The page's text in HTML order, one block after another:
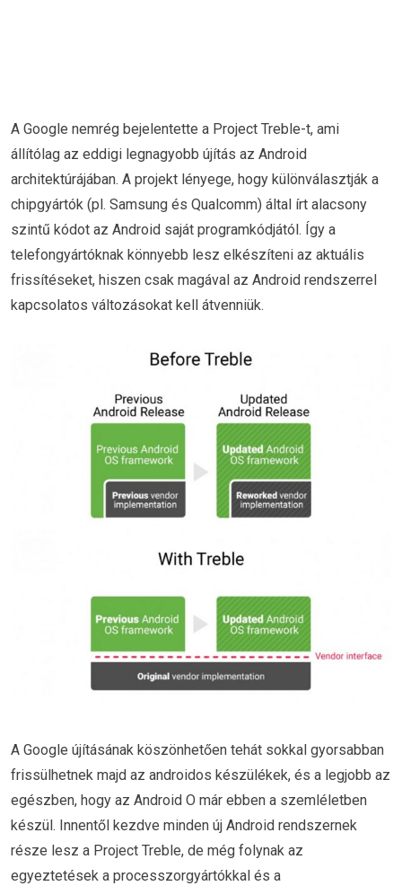
A Google nemrég bejelentette a Project Treble-t, ami
állítólag az eddigi legnagyobb újítás az Android
architektúrájában. A projekt lényege, hogy különválasztják a
chipgyártók (pl. Samsung és Qualcomm) által írt alacsony
szintű kódot az Android saját programkódjától. Így a
telefongyártóknak könnyebb lesz elkészíteni az aktuális
frissítéseket, hiszen csak magával az Android rendszerrel
kapcsolatos változásokat kell átvenniük.
A Google újításának köszönhetően tehát sokkal gyorsabban
frissülhetnek majd az androidos készülékek, és a legjobb az
egészben, hogy az Android O már ebben a szemléletben
készül. Innentől kezdve minden új Android rendszernek
része lesz a Project Treble, de még folynak az
egyeztetések a processzorgyártókkal és a